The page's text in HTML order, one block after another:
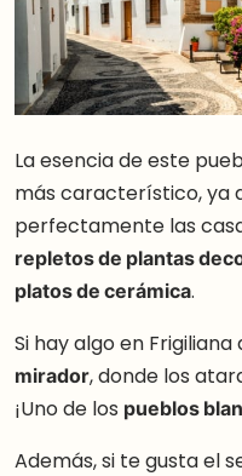
La esencia de este
más característico, ya
perfectamente las
repletos de plantas
platos de cerámica.
Si hay algo en
mirador, donde los
¡Uno de los pueblos
Además, si te gusta el